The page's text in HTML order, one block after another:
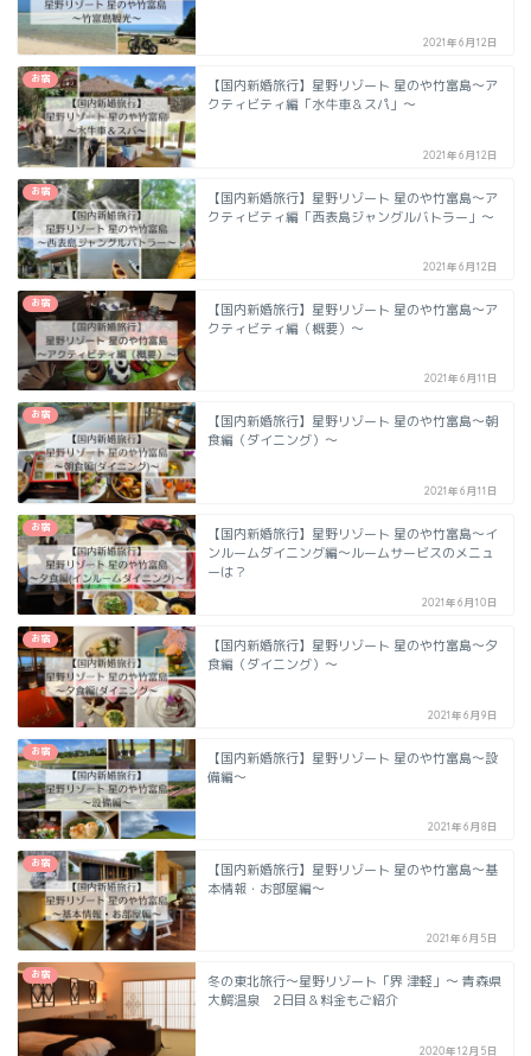
2021年6月12日
お宿
【国内新婚旅行】星野リゾート 星のや竹富島～ア
クティビティ編「水牛車＆スパ」～
2021年6月12日
お宿
【国内新婚旅行】星野リゾート 星のや竹富島～ア
クティビティ編「西表島ジャングルバトラー」～
2021年6月12日
お宿
【国内新婚旅行】星野リゾート 星のや竹富島〜ア
クティビティ編（概要）〜
2021年6月11日
お宿
【国内新婚旅行】星野リゾート 星のや竹富島〜朝
食編（ダイニング）〜
2021年6月11日
お宿
【国内新婚旅行】星野リゾート 星のや竹富島〜イ
ンルームダイニング編〜ルームサービスのメニュ
ーは？
2021年6月10日
お宿
【国内新婚旅行】星野リゾート 星のや竹富島〜夕
食編（ダイニング）〜
2021年6月9日
お宿
【国内新婚旅行】星野リゾート 星のや竹富島〜設
備編〜
2021年6月8日
お宿
【国内新婚旅行】星野リゾート 星のや竹富島〜基
本情報・お部屋編〜
2021年6月5日
お宿
冬の東北旅行～星野リゾート「界 津軽」～ 青森県
大鰐温泉 2日目＆料金もご紹介
2020年12月5日